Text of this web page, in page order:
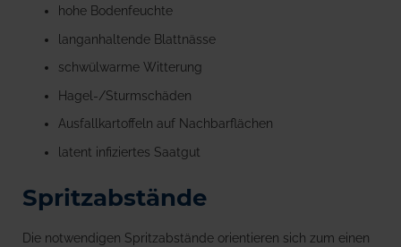
hohe Bodenfeuchte
langanhaltende Blattnässe
schwülwarme Witterung
Hagel-/Sturmschäden
Ausfallkartoffeln auf Nachbarflächen
latent infiziertes Saatgut
Spritzabstände
Die notwendigen Spritzabstände orientieren sich zum einen